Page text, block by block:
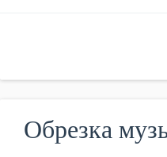
Обрезка